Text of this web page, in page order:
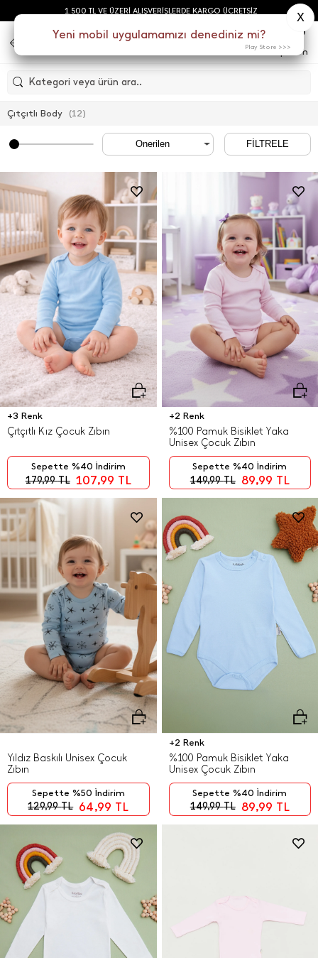
1.500 TL VE ÜZERİ ALIŞVERİŞLERDE KARGO ÜCRETSİZ
Sepetim
Kategori veya ürün ara..
Çıtçıtlı Body (12)
FİLTRELE
+3 Renk
Çıtçıtlı Kız Çocuk Zıbın
179,99TL 107,99 TL
Sepette %40 İndirim
+2 Renk
%100 Pamuk Bisiklet Yaka
Unisex Çocuk Zıbın
149,99TL 89,99 TL
Sepette %40 İndirim
Yıldız Baskılı Unisex Çocuk
Zıbın
129,99TL 64,99 TL
Sepette %50 İndirim
+2 Renk
%100 Pamuk Bisiklet Yaka
Unisex Çocuk Zıbın
149,99TL 89,99 TL
Sepette %40 İndirim
Yeni mobil uygulamamızı denediniz mi?
X
Play Store >>>